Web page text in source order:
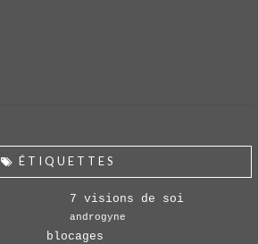
ÉTIQUETTES
7 visions de soi
androgyne
blocages